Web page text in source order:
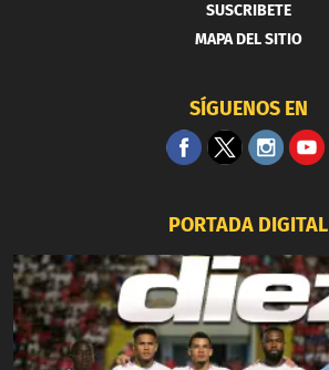
SUSCRIBETE
MAPA DEL SITIO
SÍGUENOS EN
PORTADA DIGITAL